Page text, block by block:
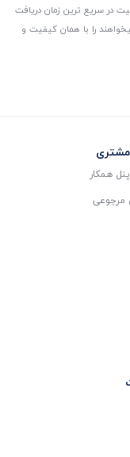
در سریع ترین زمان دریافت
را با همان کیفیت و
مشتری
همکار
مرجوعی